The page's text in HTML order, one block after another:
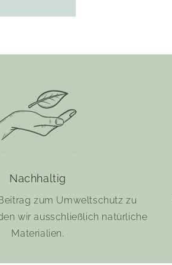
Nachhaltig
zum Umweltschutz zu
wir ausschließlich natürliche
Materialien.